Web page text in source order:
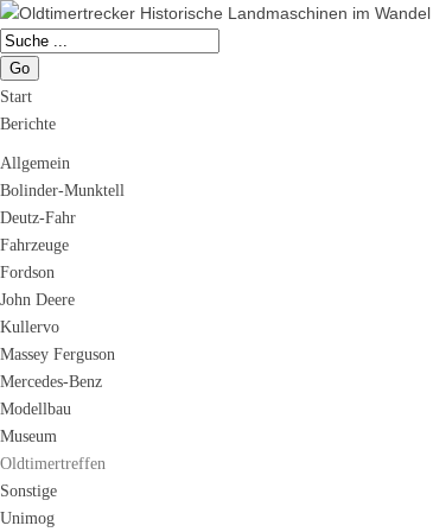
Go
Start
Berichte
Allgemein
Bolinder-Munktell
Deutz-Fahr
Fahrzeuge
Fordson
John Deere
Kullervo
Massey Ferguson
Mercedes-Benz
Modellbau
Museum
Oldtimertreffen
Sonstige
Unimog